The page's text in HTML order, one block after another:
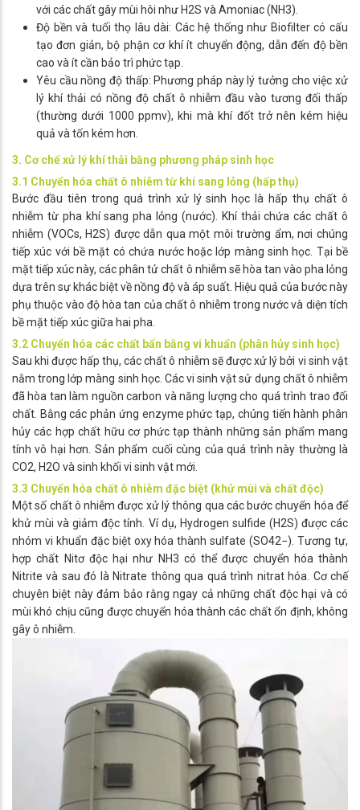
với các chất gây mùi hôi như H2​S và Amoniac (NH3​).
Độ bền và tuổi thọ lâu dài: Các hệ thống như Biofilter có cấu
tạo đơn giản, bộ phận cơ khí ít chuyển động, dẫn đến độ bền
cao và ít cần bảo trì phức tạp.
Yêu cầu nồng độ thấp: Phương pháp này lý tưởng cho việc xử
lý khí thải có nồng độ chất ô nhiễm đầu vào tương đối thấp
(thường dưới 1000 ppmv), khi mà khí đốt trở nên kém hiệu
quả và tốn kém hơn.
3. Cơ chế xử lý khí thải bằng phương pháp sinh học
3.1 Chuyển hóa chất ô nhiễm từ khí sang lỏng (hấp thụ)
Bước đầu tiên trong quá trình xử lý sinh học là hấp thụ chất ô
nhiễm từ pha khí sang pha lỏng (nước). Khí thải chứa các chất ô
nhiễm (VOCs, H2​S) được dẫn qua một môi trường ẩm, nơi chúng
tiếp xúc với bề mặt có chứa nước hoặc lớp màng sinh học. Tại bề
mặt tiếp xúc này, các phân tử chất ô nhiễm sẽ hòa tan vào pha lỏng
dựa trên sự khác biệt về nồng độ và áp suất. Hiệu quả của bước này
phụ thuộc vào độ hòa tan của chất ô nhiễm trong nước và diện tích
bề mặt tiếp xúc giữa hai pha.
3.2 Chuyển hóa các chất bẩn bằng vi khuẩn (phân hủy sinh học)
Sau khi được hấp thụ, các chất ô nhiễm sẽ được xử lý bởi vi sinh vật
nằm trong lớp màng sinh học. Các vi sinh vật sử dụng chất ô nhiễm
đã hòa tan làm nguồn carbon và năng lượng cho quá trình trao đổi
chất. Bằng các phản ứng enzyme phức tạp, chúng tiến hành phân
hủy các hợp chất hữu cơ phức tạp thành những sản phẩm mang
tính vô hại hơn. Sản phẩm cuối cùng của quá trình này thường là
CO2​, H2​O và sinh khối vi sinh vật mới.
3.3 Chuyển hóa chất ô nhiễm đặc biệt (khử mùi và chất độc)
Một số chất ô nhiễm được xử lý thông qua các bước chuyển hóa để
khử mùi và giảm độc tính. Ví dụ, Hydrogen sulfide (H2​S) được các
nhóm vi khuẩn đặc biệt oxy hóa thành sulfate (SO42−​). Tương tự,
hợp chất Nitơ độc hại như NH3​ có thể được chuyển hóa thành
Nitrite và sau đó là Nitrate thông qua quá trình nitrat hóa. Cơ chế
chuyên biệt này đảm bảo rằng ngay cả những chất độc hại và có
mùi khó chịu cũng được chuyển hóa thành các chất ổn định, không
gây ô nhiễm.